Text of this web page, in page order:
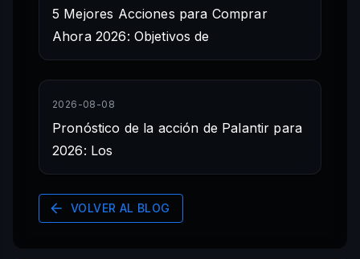
5 Mejores Acciones para Comprar
Ahora 2026: Objetivos de
2026-08-08
Pronóstico de la acción de Palantir para
2026: Los
VOLVER AL BLOG